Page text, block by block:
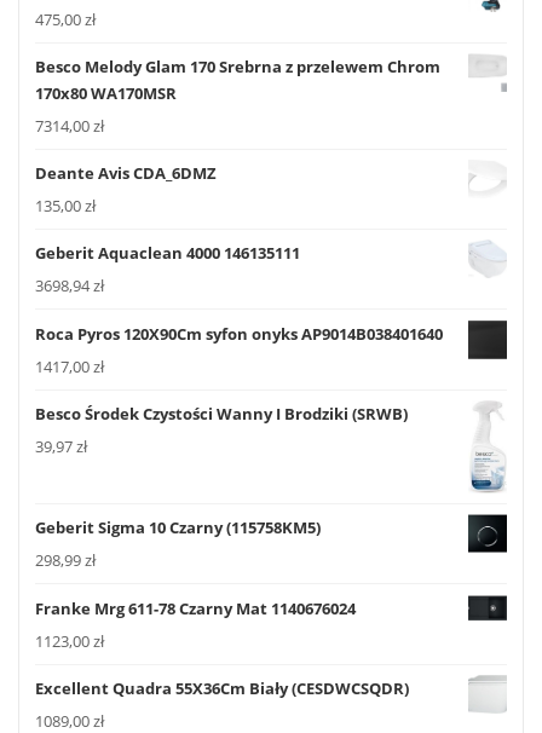
475,00zł
Besco Melody Glam 170 Srebrna z przelewem Chrom
170x80 WA170MSR
7314,00zł
Deante Avis CDA_6DMZ
135,00zł
Geberit Aquaclean 4000 146135111
3698,94zł
Roca Pyros 120X90Cm syfon onyks AP9014B038401640
1417,00zł
Besco Środek Czystości Wanny I Brodziki (SRWB)
39,97zł
Geberit Sigma 10 Czarny (115758KM5)
298,99zł
Franke Mrg 611-78 Czarny Mat 1140676024
1123,00zł
Excellent Quadra 55X36Cm Biały (CESDWCSQDR)
1089,00zł